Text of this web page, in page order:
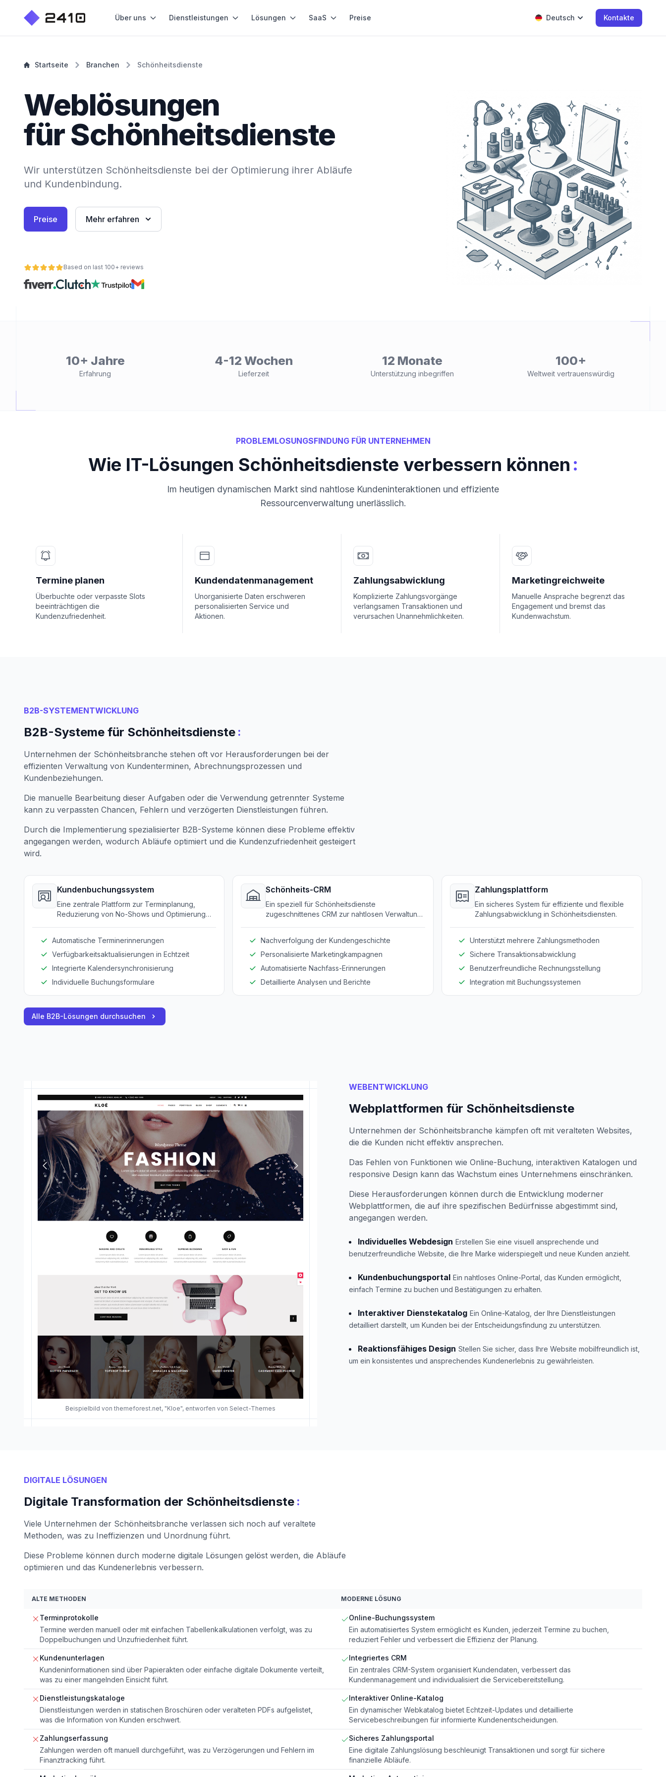
Über uns Dienstleistungen Lösungen SaaS Preise Deutsch Kontakte
Startseite Branchen Schönheitsdienste
Weblösungen
für Schönheitsdienste
Wir unterstützen Schönheitsdienste bei der Optimierung ihrer Abläufe
und Kundenbindung.
Preise Mehr erfahren
Based on last 100+ reviews
10+ Jahre
Erfahrung
4-12 Wochen
Lieferzeit
12 Monate
Unterstützung inbegriffen
100+
Weltweit vertrauenswürdig
PROBLEMLOSUNGSFINDUNG FÜR UNTERNEHMEN
Wie IT-Lösungen Schönheitsdienste verbessern können :
Im heutigen dynamischen Markt sind nahtlose Kundeninteraktionen und effiziente
Ressourcenverwaltung unerlässlich.
Termine planen
Überbuchte oder verpasste Slots
beeinträchtigen die
Kundenzufriedenheit.
Kundendatenmanagement
Unorganisierte Daten erschweren
personalisierten Service und
Aktionen.
Zahlungsabwicklung
Komplizierte Zahlungsvorgänge
verlangsamen Transaktionen und
verursachen Unannehmlichkeiten.
Marketingreichweite
Manuelle Ansprache begrenzt das
Engagement und bremst das
Kundenwachstum.
B2B-SYSTEMENTWICKLUNG
B2B-Systeme für Schönheitsdienste :
Unternehmen der Schönheitsbranche stehen oft vor Herausforderungen bei der
effizienten Verwaltung von Kundenterminen, Abrechnungsprozessen und
Kundenbeziehungen.
Die manuelle Bearbeitung dieser Aufgaben oder die Verwendung getrennter Systeme
kann zu verpassten Chancen, Fehlern und verzögerten Dienstleistungen führen.
Durch die Implementierung spezialisierter B2B-Systeme können diese Probleme effektiv
angegangen werden, wodurch Abläufe optimiert und die Kundenzufriedenheit gesteigert
wird.
Kundenbuchungssystem
Eine zentrale Plattform zur Terminplanung,
Reduzierung von No-Shows und Optimierung
Automatische Terminerinnerungen
Verfügbarkeitsaktualisierungen in Echtzeit
Integrierte Kalendersynchronisierung
Individuelle Buchungsformulare
Schönheits-CRM
Ein speziell für Schönheitsdienste
zugeschnittenes CRM zur nahtlosen Verwaltung
Nachverfolgung der Kundengeschichte
Personalisierte Marketingkampagnen
Automatisierte Nachfass-Erinnerungen
Detaillierte Analysen und Berichte
Zahlungsplattform
Ein sicheres System für effiziente und flexible
Zahlungsabwicklung in Schönheitsdiensten.
Unterstützt mehrere Zahlungsmethoden
Sichere Transaktionsabwicklung
Benutzerfreundliche Rechnungsstellung
Integration mit Buchungssystemen
Alle B2B-Lösungen durchsuchen
Beispielbild von themeforest.net, "Kloe", entworfen von Select-Themes
WEBENTWICKLUNG
Webplattformen für Schönheitsdienste
Unternehmen der Schönheitsbranche kämpfen oft mit veralteten Websites,
die die Kunden nicht effektiv ansprechen.
Das Fehlen von Funktionen wie Online-Buchung, interaktiven Katalogen und
responsive Design kann das Wachstum eines Unternehmens einschränken.
Diese Herausforderungen können durch die Entwicklung moderner
Webplattformen, die auf ihre spezifischen Bedürfnisse abgestimmt sind,
angegangen werden.
Individuelles Webdesign Erstellen Sie eine visuell ansprechende und
benutzerfreundliche Website, die Ihre Marke widerspiegelt und neue Kunden anzieht.
Kundenbuchungsportal Ein nahtloses Online-Portal, das Kunden ermöglicht,
einfach Termine zu buchen und Bestätigungen zu erhalten.
Interaktiver Dienstekatalog Ein Online-Katalog, der Ihre Dienstleistungen
detailliert darstellt, um Kunden bei der Entscheidungsfindung zu unterstützen.
Reaktionsfähiges Design Stellen Sie sicher, dass Ihre Website mobilfreundlich ist,
um ein konsistentes und ansprechendes Kundenerlebnis zu gewährleisten.
DIGITALE LÖSUNGEN
Digitale Transformation der Schönheitsdienste :
Viele Unternehmen der Schönheitsbranche verlassen sich noch auf veraltete
Methoden, was zu Ineffizienzen und Unordnung führt.
Diese Probleme können durch moderne digitale Lösungen gelöst werden, die Abläufe
optimieren und das Kundenerlebnis verbessern.
ALTE METHODEN MODERNE LÖSUNG
Terminprotokolle
Termine werden manuell oder mit einfachen Tabellenkalkulationen verfolgt, was zu
Doppelbuchungen und Unzufriedenheit führt.
Online-Buchungssystem
Ein automatisiertes System ermöglicht es Kunden, jederzeit Termine zu buchen,
reduziert Fehler und verbessert die Effizienz der Planung.
Kundenunterlagen
Kundeninformationen sind über Papierakten oder einfache digitale Dokumente verteilt,
was zu einer mangelnden Einsicht führt.
Integriertes CRM
Ein zentrales CRM-System organisiert Kundendaten, verbessert das
Kundenmanagement und individualisiert die Servicebereitstellung.
Dienstleistungskataloge
Dienstleistungen werden in statischen Broschüren oder veralteten PDFs aufgelistet,
was die Information von Kunden erschwert.
Interaktiver Online-Katalog
Ein dynamischer Webkatalog bietet Echtzeit-Updates und detaillierte
Servicebeschreibungen für informierte Kundenentscheidungen.
Zahlungserfassung
Zahlungen werden oft manuell durchgeführt, was zu Verzögerungen und Fehlern im
Finanztracking führt.
Sicheres Zahlungsportal
Eine digitale Zahlungslösung beschleunigt Transaktionen und sorgt für sichere
finanzielle Abläufe.